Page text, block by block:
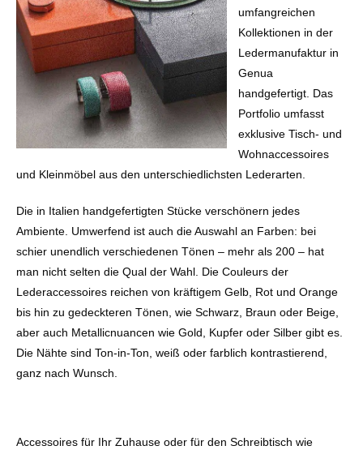
umfangreichen
Kollektionen in der
Ledermanufaktur in
Genua
handgefertigt. Das
Portfolio umfasst
exklusive Tisch- und
Wohnaccessoires
und Kleinmöbel aus den unterschiedlichsten Lederarten.
Die in Italien handgefertigten Stücke verschönern jedes
Ambiente. Umwerfend ist auch die Auswahl an Farben: bei
schier unendlich verschiedenen Tönen – mehr als 200 – hat
man nicht selten die Qual der Wahl. Die Couleurs der
Lederaccessoires reichen von kräftigem Gelb, Rot und Orange
bis hin zu gedeckteren Tönen, wie Schwarz, Braun oder Beige,
aber auch Metallicnuancen wie Gold, Kupfer oder Silber gibt es.
Die Nähte sind Ton-in-Ton, weiß oder farblich kontrastierend,
ganz nach Wunsch.
Accessoires für Ihr Zuhause oder für den Schreibtisch wie